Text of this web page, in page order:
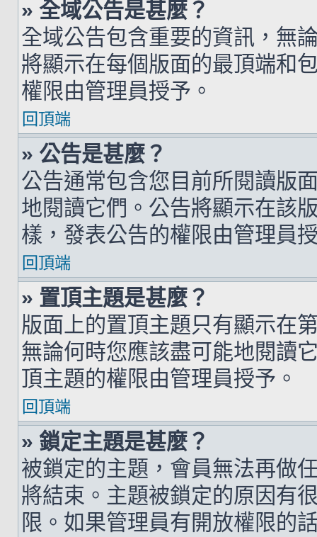
» 全域公告是甚麼？
全域公告包含重要的資訊，無
將顯示在每個版面的最頂端和
權限由管理員授予。
回頂端
» 公告是甚麼？
公告通常包含您目前所閱讀版
地閱讀它們。公告將顯示在該
樣，發表公告的權限由管理員
回頂端
» 置頂主題是甚麼？
版面上的置頂主題只有顯示在
無論何時您應該盡可能地閱讀
頂主題的權限由管理員授予。
回頂端
» 鎖定主題是甚麼？
被鎖定的主題，會員無法再做
將結束。主題被鎖定的原因有
限。如果管理員有開放權限的